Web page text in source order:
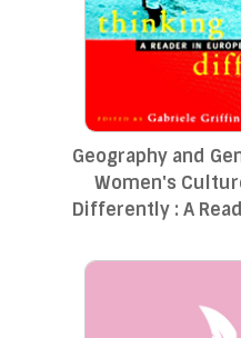
Geography and
Women's
Differently : A